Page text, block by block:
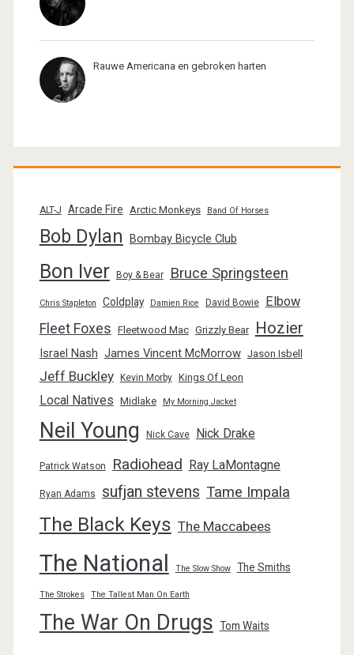
Rauwe Americana en gebroken harten
ALT-J Arcade Fire Arctic Monkeys Band Of Horses
Bob Dylan Bombay Bicycle Club
Bon Iver Boy & Bear Bruce Springsteen
Chris Stapleton Coldplay Damien Rice David Bowie Elbow
Fleet Foxes Fleetwood Mac Grizzly Bear Hozier
Israel Nash James Vincent McMorrow Jason Isbell
Jeff Buckley Kevin Morby Kings Of Leon
Local Natives Midlake My Morning Jacket
Neil Young Nick Cave Nick Drake
Patrick Watson Radiohead Ray LaMontagne
Ryan Adams sufjan stevens Tame Impala
The Black Keys The Maccabees
The National The Slow Show The Smiths
The Strokes The Tallest Man On Earth
The War On Drugs Tom Waits